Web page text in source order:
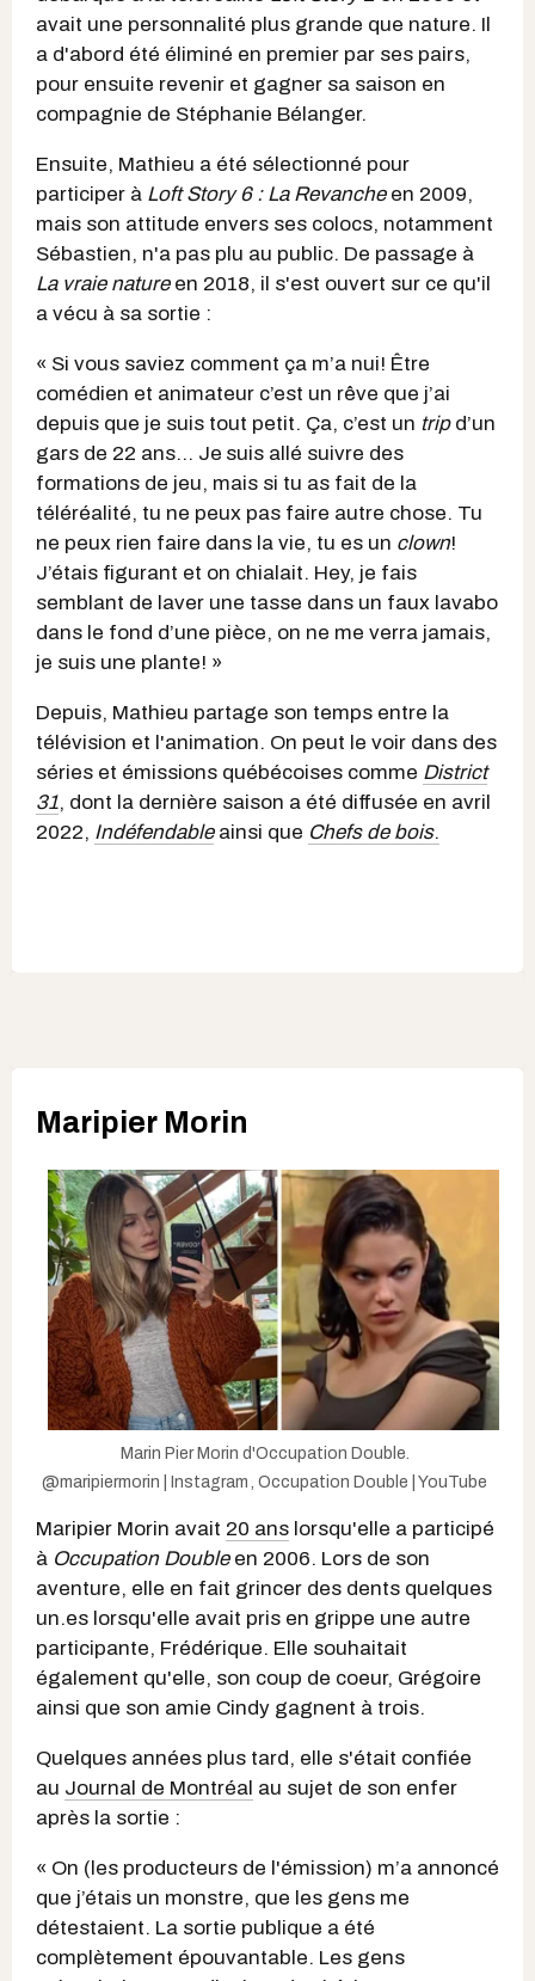
avait une personnalité plus grande que nature. Il
a d'abord été éliminé en premier par ses pairs,
pour ensuite revenir et gagner sa saison en
compagnie de Stéphanie Bélanger.
Ensuite, Mathieu a été sélectionné pour
participer à Loft Story 6 : La Revancheen 2009,
mais son attitude envers ses colocs, notamment
Sébastien, n'a pas plu au public. De passage à
La vraie natureen 2018, il s'est ouvert sur ce qu'il
a vécu à sa sortie :
« Si vous saviez comment ça m’a nui! Être
comédien et animateur c’est un rêve que j’ai
depuis que je suis tout petit. Ça, c’est un tripd’un
gars de 22 ans… Je suis allé suivre des
formations de jeu, mais si tu as fait de la
téléréalité, tu ne peux pas faire autre chose. Tu
ne peux rien faire dans la vie, tu es un clown!
J’étais figurant et on chialait. Hey, je fais
semblant de laver une tasse dans un faux lavabo
dans le fond d’une pièce, on ne me verra jamais,
je suis une plante! »
Depuis, Mathieu partage son temps entre la
télévision et l'animation. On peut le voir dans des
séries et émissions québécoises comme District
31, dont la dernière saison a été diffusée en avril
2022, Indéfendableainsi que Chefs de bois.
Maripier Morin
Marin Pier Morin d'Occupation Double.
@maripiermorin | Instagram Occupation Double | YouTube
Maripier Morin avait 20 ans lorsqu'elle a participé
à Occupation Doubleen 2006. Lors de son
aventure, elle en fait grincer des dents quelques
un.es lorsqu'elle avait pris en grippe une autre
participante, Frédérique. Elle souhaitait
également qu'elle, son coup de coeur, Grégoire
ainsi que son amie Cindy gagnent à trois.
Quelques années plus tard, elle s'était confiée
au Journal de Montréal au sujet de son enfer
après la sortie :
« On (les producteurs de l'émission) m’a annoncé
que j’étais un monstre, que les gens me
détestaient. La sortie publique a été
complètement épouvantable. Les gens